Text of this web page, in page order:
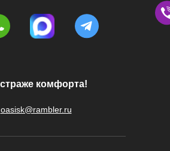
oasisk@rambler.ru
комфорта!